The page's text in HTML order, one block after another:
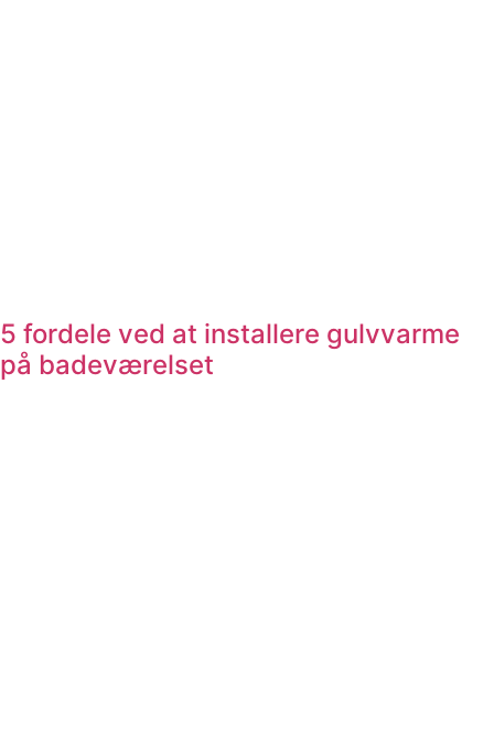
5 fordele ved at installere gulvvarme
på badeværelset